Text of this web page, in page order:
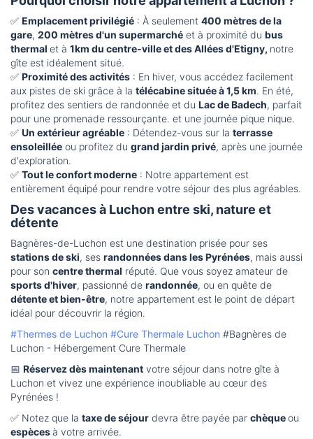
✅ Emplacement privilégié : À seulement 400 mètres de la
gare, 200 mètres d'un supermarché et à proximité du bus
thermal et à 1km du centre-ville et des Allées d'Etigny, notre
gîte est idéalement situé.
✅ Proximité des activités : En hiver, vous accédez facilement
aux pistes de ski grâce à la télécabine située à 1,5 km. En été,
profitez des sentiers de randonnée et du Lac de Badech, parfait
pour une promenade ressourçante. et une journée pique nique.
✅ Un extérieur agréable : Détendez-vous sur la terrasse
ensoleillée ou profitez du grand jardin privé, après une journée
d'exploration.
✅ Tout le confort moderne : Notre appartement est
entièrement équipé pour rendre votre séjour des plus agréables.
Des vacances à Luchon entre ski, nature et
détente
Bagnères-de-Luchon est une destination prisée pour ses
stations de ski, ses randonnées dans les Pyrénées, mais aussi
pour son centre thermal réputé. Que vous soyez amateur de
sports d'hiver, passionné de randonnée, ou en quête de
détente et bien-être, notre appartement est le point de départ
idéal pour découvrir la région.
#Thermes de Luchon #Cure Thermale Luchon #Bagnères de
Luchon - Hébergement Cure Thermale
📅 Réservez dès maintenant votre séjour dans notre gîte à
Luchon et vivez une expérience inoubliable au cœur des
Pyrénées !
✅ Notez que la taxe de séjour devra être payée par chèqueou
espècesà votre arrivée.